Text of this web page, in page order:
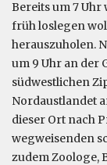
Bereits um 7
früh loslegen
herauszuholen.
um 9 Uhr an der
südwestlichen
Nordaustlandet
dieser Ort nach
wegweisenden
zudem Zoologe,